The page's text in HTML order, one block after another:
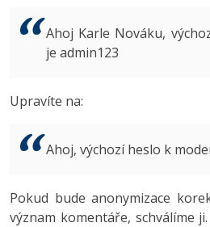
ASP.NET MVC
Best practices
MS-SQL
3D grafik
Copywriter
WordPress specialista
VB.NET
Algoritmy -41%
Umělá inteligence (AI) -
Copywriting
Windows
Inkscape
Fórum
Ahoj Karle Nováku,
je admin123
Upravíte na:
Ahoj, výchozí heslo k
Pokud bude anonymizace
význam komentáře, schválíme